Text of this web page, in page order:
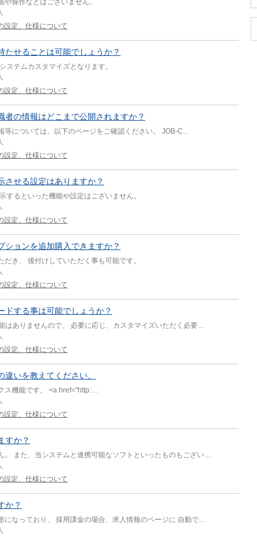
操作などはございません。
設定、仕様について
たせることは可能でしょうか？
ステムカスタマイズとなります。
設定、仕様について
の情報はどこまで公開されますか？
等については、以下のページをご確認ください。 JOB-C…
設定、仕様について
させる設定はありますか？
するといった機能や設定はございません。
設定、仕様について
ションを追加購入できますか？
き、 後付けしていただく事も可能です。
設定、仕様について
ドする事は可能でしょうか？
はありませんので、 必要に応じ、カスタマイズいただく必要…
設定、仕様について
いを教えてください。
ス機能です。 <a href="http:…
設定、仕様について
すか？
。 また、当システムと連携可能なソフトといったものもござい…
設定、仕様について
か？
になっており、 採用課金の場合、求人情報のページに 自動で…